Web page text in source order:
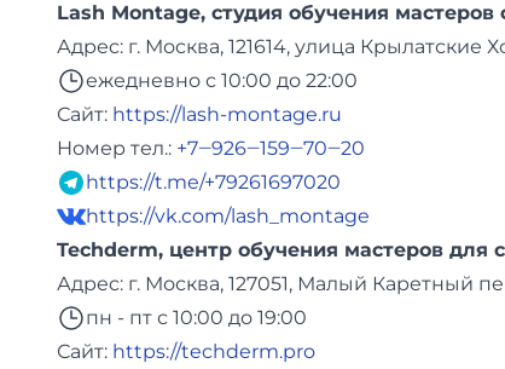
Lash Montage, студия обучения мастеров
Адреc: г. Москва, 121614, улица Крылатские
ежедневно с 10:00 до 22:00
Сайт: https://lash-montage.ru
Номер тел.: +7‒926‒159‒70‒20
https://t.me/+79261697020
https://vk.com/lash_montage
Techderm, центр обучения мастеров для
Адреc: г. Москва, 127051, Малый Каретный
пн - пт с 10:00 до 19:00
Сайт: https://techderm.pro